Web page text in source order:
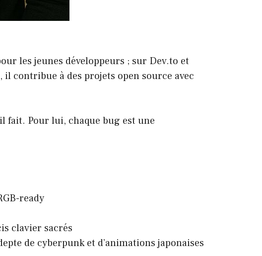
les jeunes développeurs ; sur Dev.to et
contribue à des projets open source avec
fait. Pour lui, chaque bug est une
ready
clavier sacrés
de cyberpunk et d’animations japonaises